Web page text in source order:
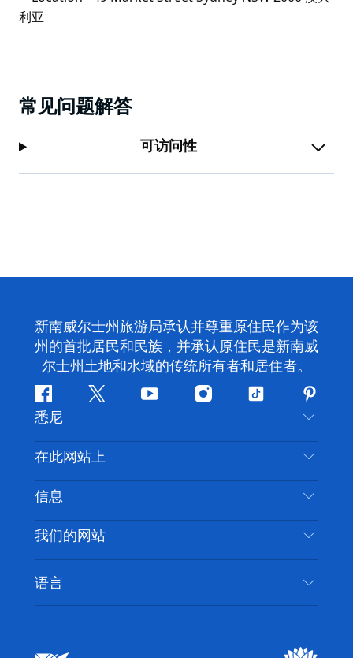
常见问题解答
可访问性
新南威尔士州旅游局承认并尊重原住民作为该
州的首批居民和民族，并承认原住民是新南威
尔士州土地和水域的传统所有者和居住者。
Facebook叽
喳
喳
YouTubeInstagram
抖
悉尼
联系我们
免责声明
隐私
Cookie 通知
在此网站上
目的地
推荐活动
新南威尔士州公路旅行
活动
住宿
信息
旅行信息
无障碍悉尼
列出您的业务
我们的网站
语言